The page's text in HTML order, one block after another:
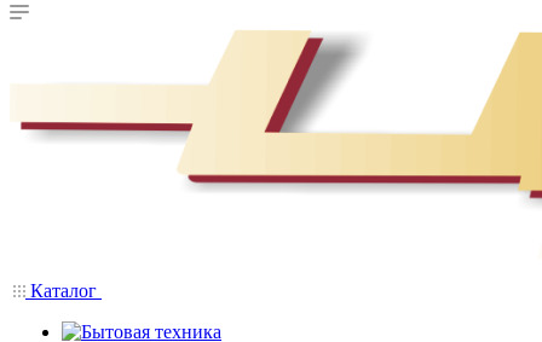
Каталог